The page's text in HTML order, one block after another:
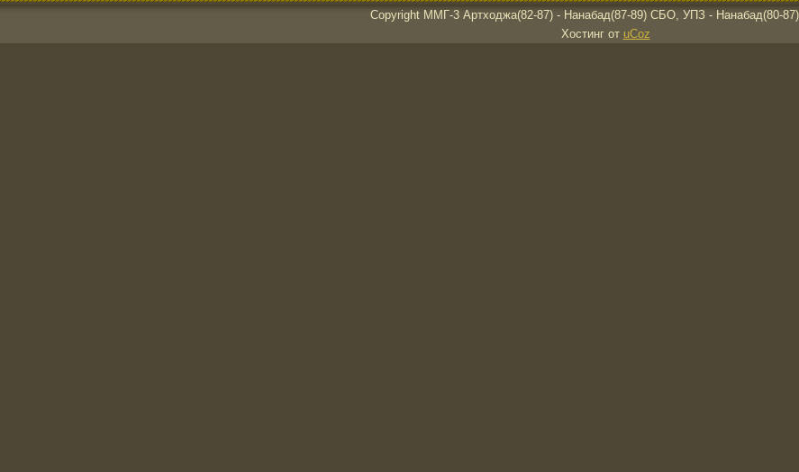
Copyright ММГ-3 Артходжа(82-87) - Нанабад(87-89) СБО, УПЗ - Нанабад(80-
Хостинг от uCoz